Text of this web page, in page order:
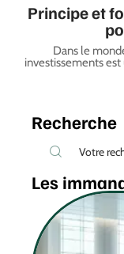
Principe et
Dans le
investissements
Recherche
Les